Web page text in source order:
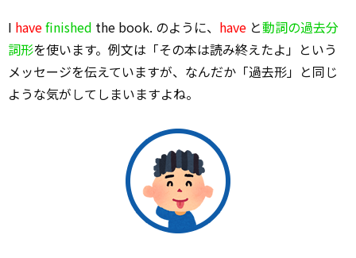
I havefinished the book. のように、 have と動詞の過去分
詞形を使います。例文は「その本は読み終えたよ」という
メッセージを伝えていますが、なんだか「過去形」と同じ
ような気がしてしまいますよね。